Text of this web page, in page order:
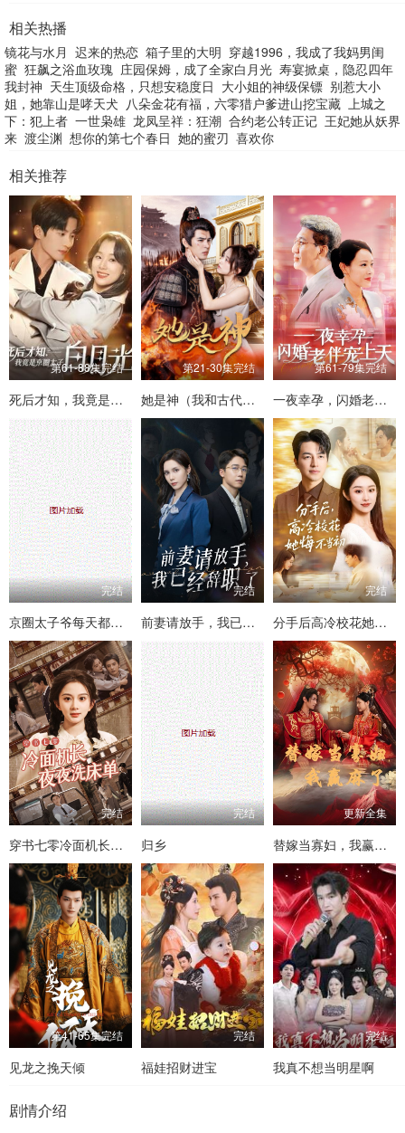
相关热播
镜花与水月 迟来的热恋 箱子里的大明 穿越1996，我成了我妈男闺
蜜 狂飙之浴血玫瑰 庄园保姆，成了全家白月光 寿宴掀桌，隐忍四年
我封神 天生顶级命格，只想安稳度日 大小姐的神级保镖 别惹大小
姐，她靠山是哮天犬 八朵金花有福，六零猎户爹进山挖宝藏 上城之
下：犯上者 一世枭雄 龙凤呈祥：狂潮 合约老公转正记 王妃她从妖界
来 渡尘渊 想你的第七个春日 她的蜜刃 喜欢你
相关推荐
第61-88集完结
死后才知，我竟是京圈太子白月光
第21-30集完结
她是神（我和古代将军网恋了）
第61-79集完结
一夜幸孕，闪婚老伴宠上天
完结
京圈太子爷每天都想转正
完结
前妻请放手，我已经辞职了
完结
分手后高冷校花她悔不当初
完结
穿书七零冷面机长夜夜洗床单
完结
归乡
更新全集
替嫁当寡妇，我赢麻了
第41-65集完结
见龙之挽天倾
完结
福娃招财进宝
完结
我真不想当明星啊
剧情介绍